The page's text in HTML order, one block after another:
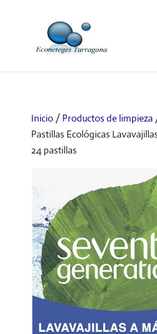
Inicio/ Productos de limpieza
Pastillas Ecológicas
24 pastillas